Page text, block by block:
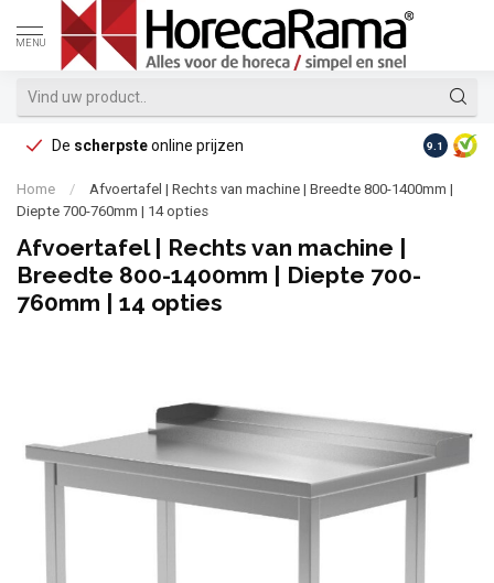
MENU
De scherpsteonline prijzen Op
9.1
Home /
Afvoertafel | Rechts van machine | Breedte 800-1400mm |
Diepte 700-760mm | 14 opties
Afvoertafel | Rechts van machine |
Breedte 800-1400mm | Diepte 700-
760mm | 14 opties